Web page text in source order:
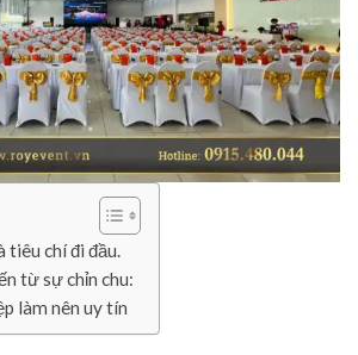
tiêu chí đi đầu.
từ sự chỉn chu:
làm nên uy tín